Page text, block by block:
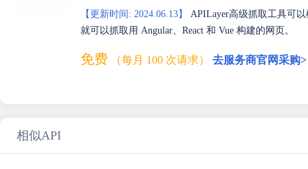
【更新时间: 2024.06.13】
APILayer高级抓取工具可
就可以抓取用 Angular、React 和 Vue 构建的网页。
免费 （每月 100 次请求） 去服务商官网采购>
相似API